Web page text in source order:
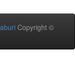
Copyright ©